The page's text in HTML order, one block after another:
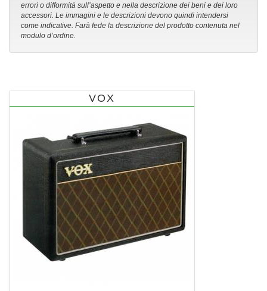
errori o difformità sull’aspetto e nella descrizione dei beni e dei loro
accessori. Le immagini e le descrizioni devono quindi intendersi
come indicative. Farà fede la descrizione del prodotto contenuta nel
modulo d’ordine.
VOX